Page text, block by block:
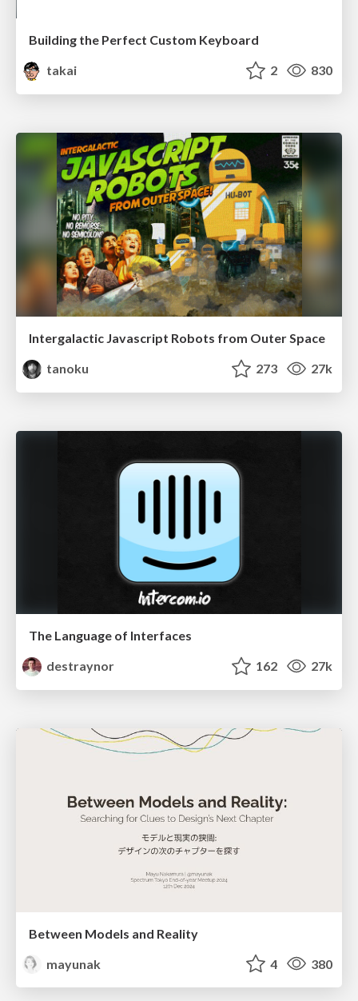
Building the Perfect Custom Keyboard
takai
2 830
Intergalactic Javascript Robots from Outer Space
tanoku
273 27k
The Language of Interfaces
destraynor
162 27k
Between Models and Reality
mayunak
4 380